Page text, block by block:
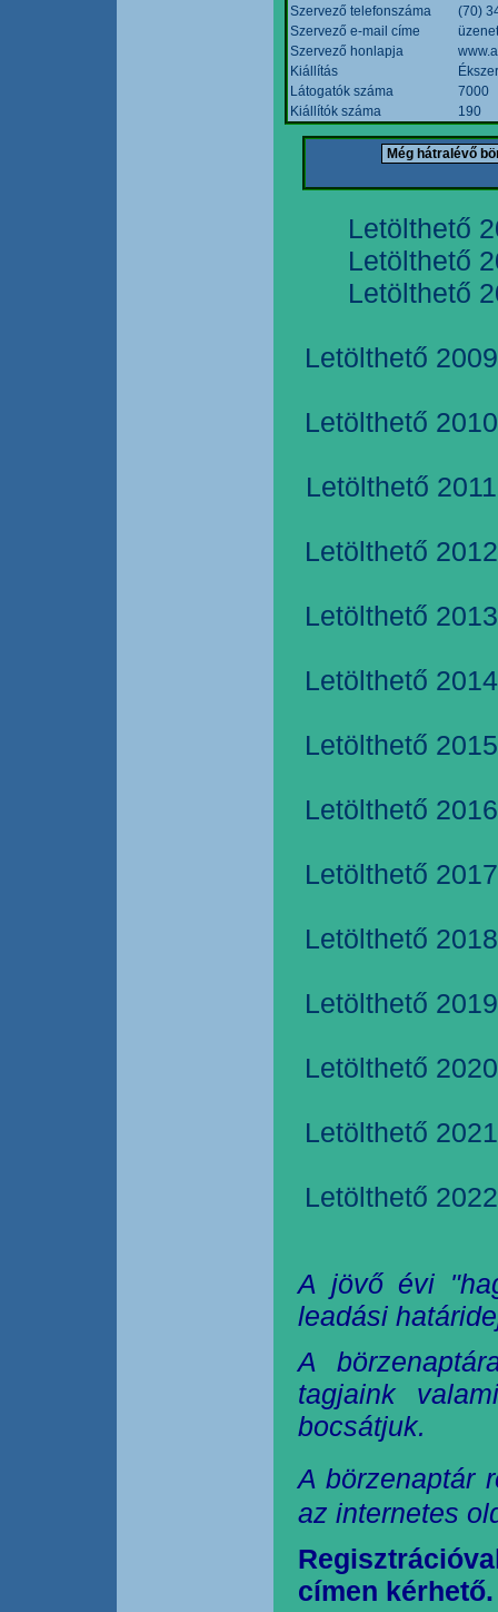
Szervező telefonszáma
(70)
Szervező e-mail címe
Szervező honlapja
Kiállítás
Látogatók száma
7000
Kiállítók száma
190
Letölthető
Letölthető
Letölthető
Letölthető
Letölthető
Letölthető
Letölthető
Letölthető
Letölthető
Letölthető
Letölthető
Letölthető
Letölthető
Letölthető
Letölthető
Letölthető
Letölthető
A jövő évi
leadási
A
tagjaink
bocsátjuk.
A börzenaptár
az internetes
címen kérhető.